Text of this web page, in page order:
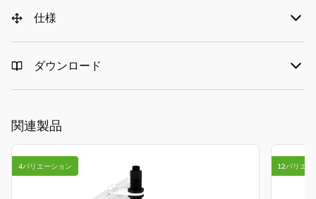
仕様
ダウンロード
関連製品
4バリエーション 12バリエー